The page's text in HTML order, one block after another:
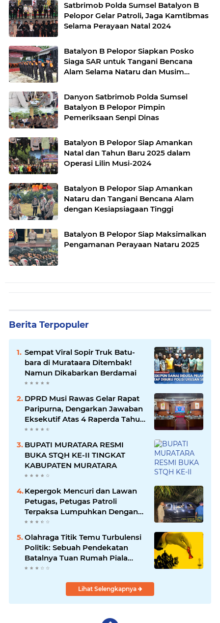
Satbrimob Polda Sumsel Batalyon B
Pelopor Gelar Patroli, Jaga Kamtibmas
Selama Perayaan Natal 2024
Batalyon B Pelopor Siapkan Posko
Siaga SAR untuk Tangani Bencana
Alam Selama Nataru dan Musim
Danyon Satbrimob Polda Sumsel
Batalyon B Pelopor Pimpin
Pemeriksaan Senpi Dinas
Batalyon B Pelopor Siap Amankan
Natal dan Tahun Baru 2025 dalam
Operasi Lilin Musi-2024
Batalyon B Pelopor Siap Amankan
Nataru dan Tangani Bencana Alam
dengan Kesiapsiagaan Tinggi
Batalyon B Pelopor Siap Maksimalkan
Pengamanan Perayaan Nataru 2025
Berita Terpopuler
Sempat Viral Sopir Truk Batu-
bara di Murataara Ditembak!
Namun Dikabarkan Berdamai
DPRD Musi Rawas Gelar Rapat
Paripurna, Dengarkan Jawaban
Eksekutif Atas 4 Raperda Tahun
2026
BUPATI MURATARA RESMI
BUKA STQH KE-II TINGKAT
KABUPATEN MURATARA
Kepergok Mencuri dan Lawan
Petugas, Petugas Patroli
Terpaksa Lumpuhkan Dengan
Peluru Karet
Olahraga Titik Temu Turbulensi
Politik: Sebuah Pendekatan
Batalnya Tuan Rumah Piala
Dunia U-20
Lihat Selengkapnya